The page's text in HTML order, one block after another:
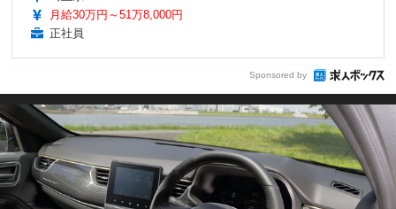
月給30万円～51万8,000円
正社員
Sponsored by